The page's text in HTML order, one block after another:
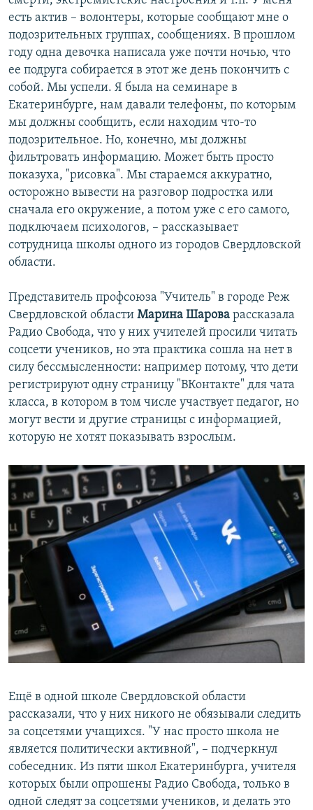
есть актив – волонтеры, которые сообщают мне о
подозрительных группах, сообщениях. В прошлом
году одна девочка написала уже почти ночью, что
ее подруга собирается в этот же день покончить с
собой. Мы успели. Я была на семинаре в
Екатеринбурге, нам давали телефоны, по которым
мы должны сообщить, если находим что-то
подозрительное. Но, конечно, мы должны
фильтровать информацию. Может быть просто
показуха, "рисовка". Мы стараемся аккуратно,
осторожно вывести на разговор подростка или
сначала его окружение, а потом уже с его самого,
подключаем психологов, – рассказывает
сотрудница школы одного из городов Свердловской
области.
Представитель профсоюза "Учитель" в городе Реж
Свердловской области Марина Шарова рассказала
Радио Свобода, что у них учителей просили читать
соцсети учеников, но эта практика сошла на нет в
силу бессмысленности: например потому, что дети
регистрируют одну страницу "ВКонтакте" для чата
класса, в котором в том числе участвует педагог, но
могут вести и другие страницы с информацией,
которую не хотят показывать взрослым.
Ещё в одной школе Свердловской области
рассказали, что у них никого не обязывали следить
за соцсетями учащихся. "У нас просто школа не
является политически активной", – подчеркнул
собеседник. Из пяти школ Екатеринбурга, учителя
которых были опрошены Радио Свобода, только в
одной следят за соцсетями учеников, и делать это